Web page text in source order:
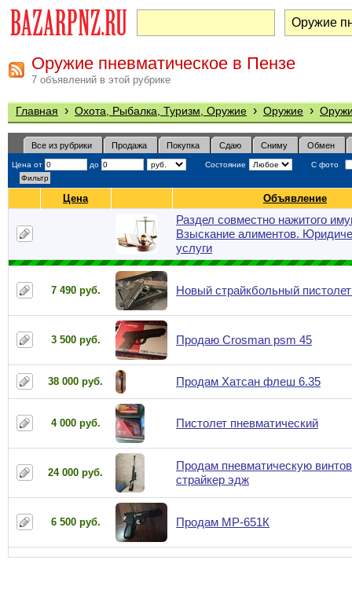
Оружие пневматическое в Пензе
7 объявлений в этой рубрике
Главная › Охота, Рыбалка, Туризм, Оружие › Оружие ›
Все из рубрики Продажа Покупка Сдаю Сниму Обмен
Цена от до Состояние С фото
Цена Объявление
Раздел совместно нажитого
Взыскание алиментов.
услуги
7 490 руб. Новый страйкбольный
3 500 руб. Продаю Crosman psm 45
38 000 руб. Продам Хатсан флеш 6.35
4 000 руб. Пистолет пневматический
24 000 руб.
Продам пневматическую
страйкер эдж
6 500 руб. Продам МР-651К